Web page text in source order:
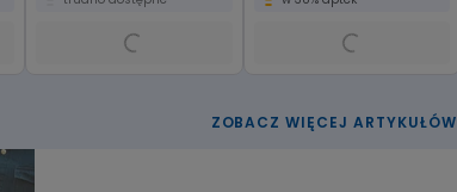
ZOBACZ WIĘCEJ ARTYKUŁÓW